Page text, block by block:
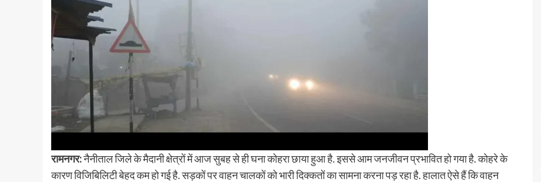
रामनगर:नैनीताल जिले के मैदानी क्षेत्रों में आज सुबह से ही घना कोहरा छाया हुआ है. इससे आम जनजीवन प्रभावित हो गया है. कोहरे के
कारण विजिबिलिटी बेहद कम हो गई है. सड़कों पर वाहन चालकों को भारी दिक्कतों का सामना करना पड़ रहा है. हालात ऐसे हैं कि वाहन